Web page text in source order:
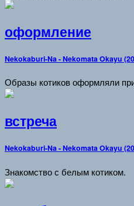
оформление
Nekokaburi-Na - Nekomata Okayu
Образы котиков оформляли
встреча
Nekokaburi-Na - Nekomata Okayu
Знакомство с белым котиком.